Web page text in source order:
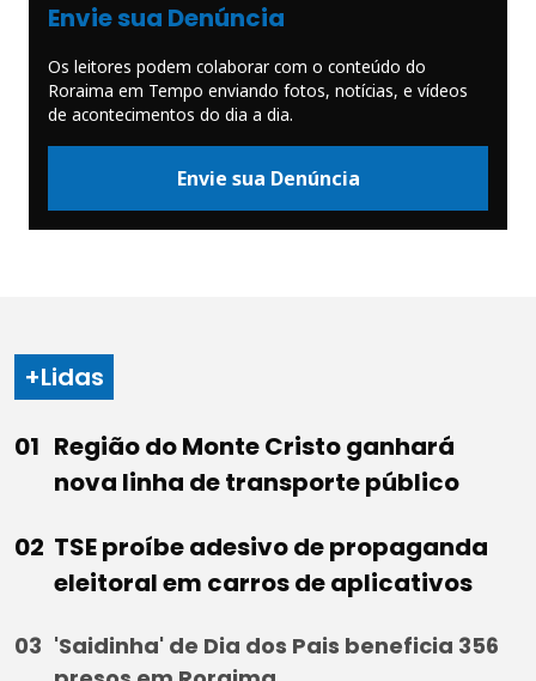
Envie sua Denúncia
Os leitores podem colaborar com o conteúdo do
Roraima em Tempo enviando fotos, notícias, e vídeos
de acontecimentos do dia a dia.
Envie sua Denúncia
+Lidas
Região do Monte Cristo ganhará
nova linha de transporte público
TSE proíbe adesivo de propaganda
eleitoral em carros de aplicativos
'Saidinha' de Dia dos Pais beneficia 356